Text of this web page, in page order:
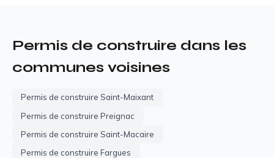
Permis de construire dans les
communes voisines
Permis de construire Saint-Maixant
Permis de construire Preignac
Permis de construire Saint-Macaire
Permis de construire Fargues